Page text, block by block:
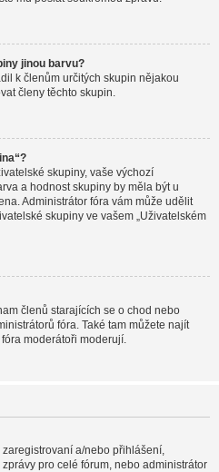
jinou barvu?
k členům určitých skupin nějakou
členy těchto skupin.
skupiny, vaše výchozí
a hodnost skupiny by měla být u
Administrátor fóra vám může udělit
skupiny ve vašem „Uživatelském
členů starajících se o chod nebo
fóra. Také tam můžete najít
moderátoři moderují.
a/nebo přihlášení,
pro celé fórum, nebo administrátor